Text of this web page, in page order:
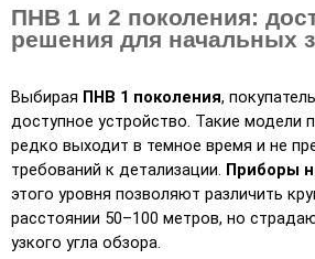
ПНВ 1 и 2 поколения:
решения для начальных
Выбирая ПНВ 1 поколения,
доступное устройство. Такие модели
редко выходит в темное время и не
требований к детализации. Приборы
этого уровня позволяют различить
расстоянии 50–100 метров, но
узкого угла обзора.